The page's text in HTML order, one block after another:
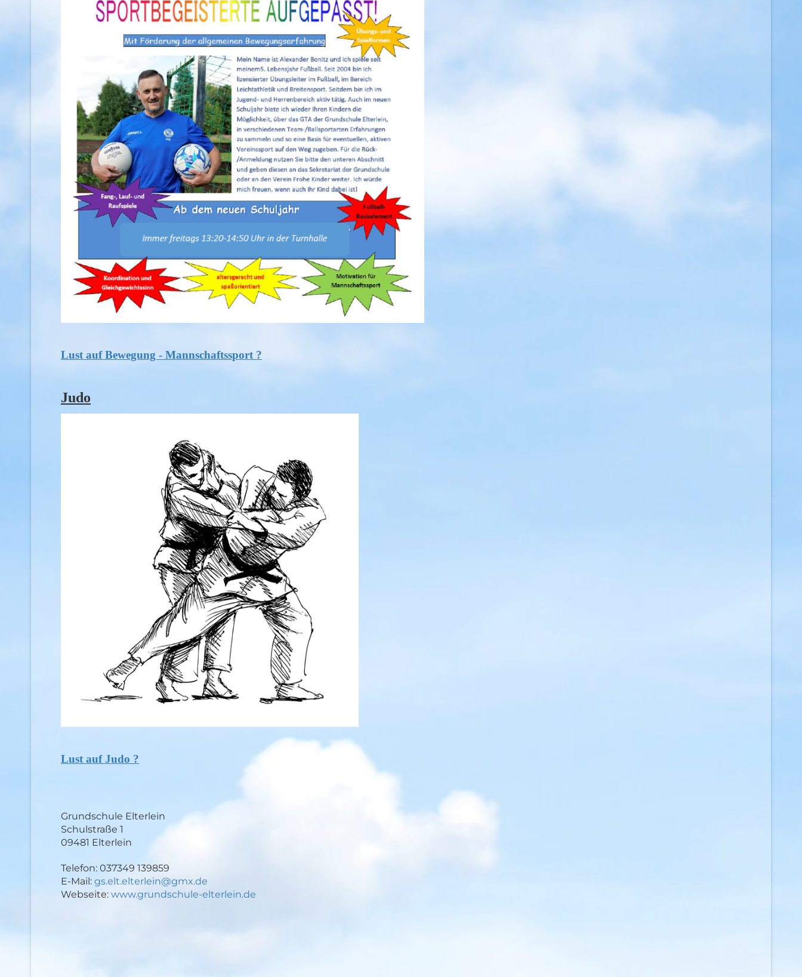
Lust auf Bewegung - Mannschaftssport ?
Judo
Lust auf Judo ?
Grundschule Elterlein
Schulstraße 1
09481 Elterlein
Telefon: 037349 139859
E-Mail: gs.elt.elterlein@gmx.de
Webseite: www.grundschule-elterlein.de